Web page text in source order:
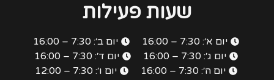
שעות פעילות
יום א׳: 7:30 – 16:00
יום ב׳: 7:30 – 16:00
יום ג׳: 7:30 – 16:00
יום ד׳: 7:30 – 16:00
יום ה׳: 7:30 – 16:00
יום ו׳: 7:30 – 12:00